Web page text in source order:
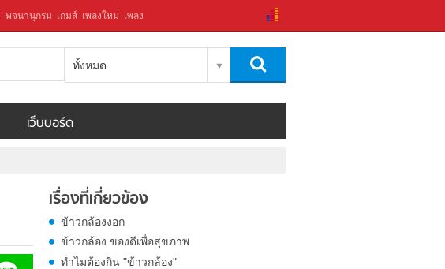
พจนานุกรม เกมส์ เพลงใหม่ เพลง
ทั้งหมด
เว็บบอร์ด
เรื่องที่เกี่ยวข้อง
ข้าวกล้องงอก
ข้าวกล้อง ของดีเพื่อสุขภาพ
ทำไมต้องกิน "ข้าวกล้อง"